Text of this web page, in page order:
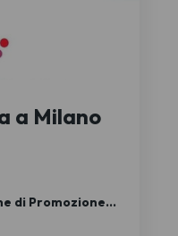
a Milano
di Promozione